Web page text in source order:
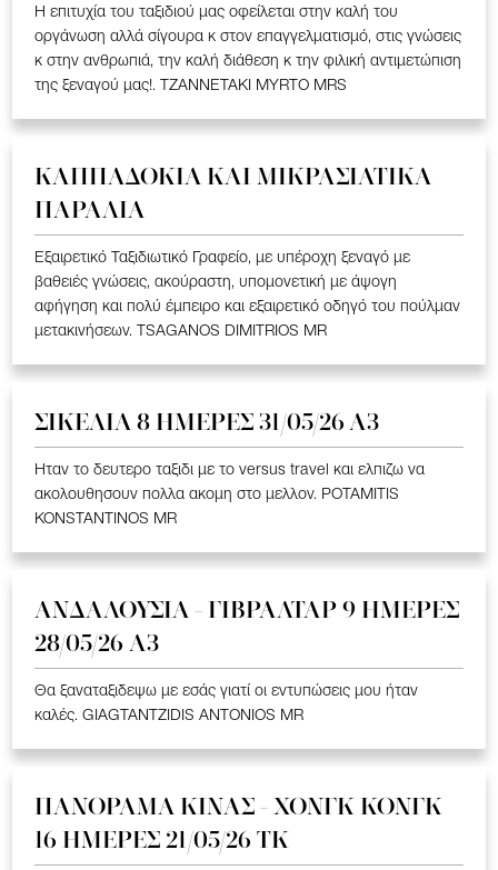
Η επιτυχία του ταξιδιού μας οφείλεται στην καλή του
οργάνωση αλλά σίγουρα κ στον επαγγελματισμό, στις γνώσεις
κ στην ανθρωπιά, την καλή διάθεση κ την φιλική αντιμετώπιση
της ξεναγού μας!. TZANNETAKI MYRTO MRS
ΚΑΠΠΑΔΟΚΙΑ ΚΑΙ ΜΙΚΡΑΣΙΑΤΙΚΑ
ΠΑΡΑΛΙΑ
Εξαιρετικό Ταξιδιωτικό Γραφείο, με υπέροχη ξεναγό με
βαθειές γνώσεις, ακούραστη, υπομονετική με άψογη
αφήγηση και πολύ έμπειρο και εξαιρετικό οδηγό του πούλμαν
μετακινήσεων. TSAGANOS DIMITRIOS MR
ΣΙΚΕΛΙΑ 8 ΗΜΕΡΕΣ 31/05/26 Α3
Ηταν το δευτερο ταξιδι με το versus travel και ελπιζω να
ακολουθησουν πολλα ακομη στο μελλον. POTAMITIS
KONSTANTINOS MR
ΑΝΔΑΛΟΥΣΙΑ - ΓΙΒΡΑΛΤΑΡ 9 ΗΜΕΡΕΣ
28/05/26 A3
Θα ξαναταξιδεψω με εσάς γιατί οι εντυπώσεις μου ήταν
καλές. GIAGTANTZIDIS ANTONIOS MR
ΠΑΝΟΡΑΜΑ ΚΙΝΑΣ - ΧΟΝΓΚ ΚΟΝΓΚ
16 ΗΜΕΡΕΣ 21/05/26 TK